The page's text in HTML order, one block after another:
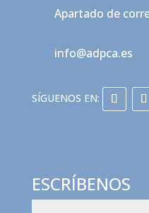
Apartado de
info@adpca.es
ESCRÍBENOS